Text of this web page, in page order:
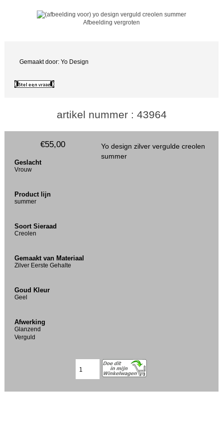
Afbeelding vergroten
Gemaakt door: Yo Design
artikel nummer : 43964
Yo design zilver vergulde creolen
summer
€55,00
Geslacht
Vrouw
Product lijn
summer
Soort Sieraad
Creolen
Gemaakt van Materiaal
Zilver Eerste Gehalte
Goud Kleur
Geel
Afwerking
Glanzend
Verguld